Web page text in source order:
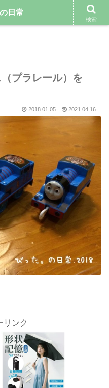
たい専業主婦のブログ
プラレール）を
2018.01.05 2021.04.16
リンク
日常
検索